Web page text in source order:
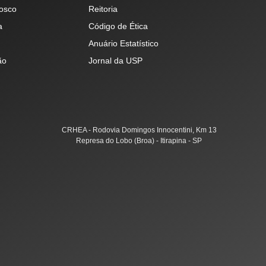
Reitoria
Código de Ética
Anuário Estatístico
Jornal da USP
CRHEA - Rodovia Domingos Innocentini, Km 13
Represa do Lobo (Broa) - Itirapina - SP